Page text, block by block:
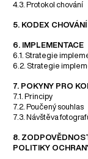
4.3. Protokol chování
5. KODEX CHOVÁNÍ
6. IMPLEMENTACE
6.1. Strategie
6.2. Strategie
7. POKYNY PRO
7.1. Principy
7.2. Poučený souhlas
7.3. Návštěva
8.
POLITIKY